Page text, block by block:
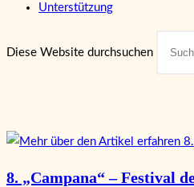
Unterstützung
Diese Website durchsuchen
8. „Campana“ – Festival